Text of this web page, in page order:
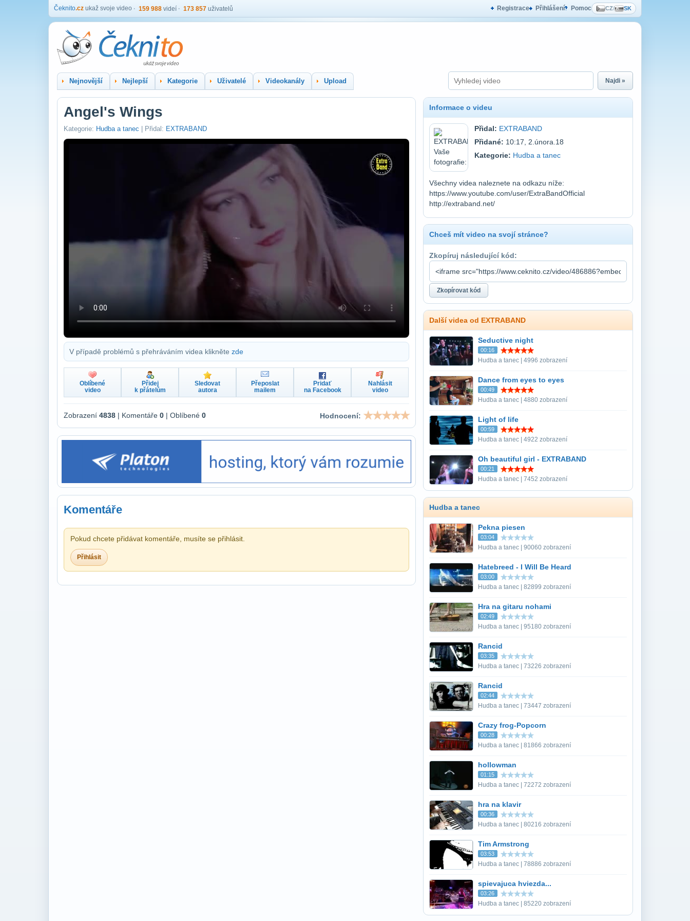
Čeknito.cz ukaž svoje video 159 988 videí 173 857 uživatelů Registrace Přihlášení Pomoc CZ/ SK
Nejnovější Nejlepší Kategorie Uživatelé Videokanály Upload Najdi »
Angel's Wings
Kategorie: Hudba a tanec | Přidal: EXTRABAND
V případě problémů s přehráváním videa klikněte zde
Oblíbené
video
Přidej
k přátelům
Sledovat
autora
Přeposlat
mailem
Pridať
na Facebook
Nahlásit
video
Zobrazení 4838 | Komentáře 0 | Oblíbené 0 Hodnocení:
Komentáře
Pokud chcete přidávat komentáře, musíte se přihlásit.
Přihlásit
Informace o videu
Přidal: EXTRABAND
Přidané: 10:17, 2.února.18
Kategorie: Hudba a tanec
Všechny videa naleznete na odkazu níže:
https://www.youtube.com/user/ExtraBandOfficial
http://extraband.net/
Chceš mít video na svojí stránce?
Zkopíruj následující kód:
Další videa od EXTRABAND
Seductive night
00:16
Hudba a tanec | 4996 zobrazení
Dance from eyes to eyes
00:49
Hudba a tanec | 4880 zobrazení
Light of life
00:59
Hudba a tanec | 4922 zobrazení
Oh beautiful girl - EXTRABAND
00:21
Hudba a tanec | 7452 zobrazení
Hudba a tanec
Pekna piesen
03:04
Hudba a tanec | 90060 zobrazení
Hatebreed - I Will Be Heard
03:00
Hudba a tanec | 82899 zobrazení
Hra na gitaru nohami
02:49
Hudba a tanec | 95180 zobrazení
Rancid
03:35
Hudba a tanec | 73226 zobrazení
Rancid
02:44
Hudba a tanec | 73447 zobrazení
Crazy frog-Popcorn
00:28
Hudba a tanec | 81866 zobrazení
hollowman
01:15
Hudba a tanec | 72272 zobrazení
hra na klavir
00:36
Hudba a tanec | 80216 zobrazení
Tim Armstrong
03:53
Hudba a tanec | 78886 zobrazení
spievajuca hviezda...
03:26
Hudba a tanec | 85220 zobrazení